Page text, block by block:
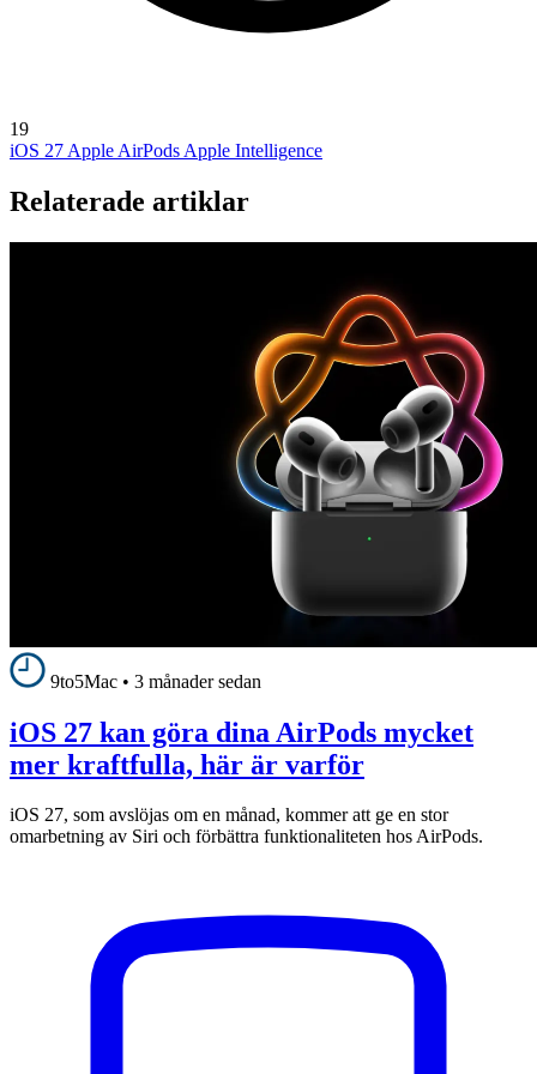
19
iOS 27 Apple AirPods Apple Intelligence
Relaterade artiklar
9to5Mac • 3 månader sedan
iOS 27 kan göra dina AirPods mycket
mer kraftfulla, här är varför
iOS 27, som avslöjas om en månad, kommer att ge en stor
omarbetning av Siri och förbättra funktionaliteten hos AirPods.